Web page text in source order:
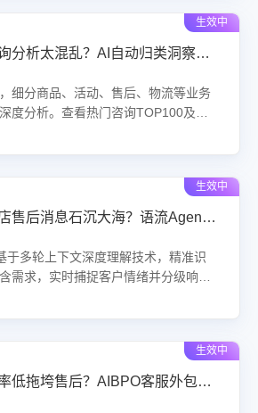
生效中
电商咨询分析太混乱？AI自动归类洞察消费者原声，精准定位TOP100热问！
细分商品、活动、售后、物流等业务
度分析。查看热门咨询TOP100及波
生效中
微信小店售后消息石沉大海？语流Agent智能体多轮追问捕捉客户真实情绪！
于多轮上下文深度理解技术，精准识
需求，实时捕捉客户情绪并分级响
生效中
客服效率低拖垮售后？AIBPO客服外包人机协同让响应提速45%！